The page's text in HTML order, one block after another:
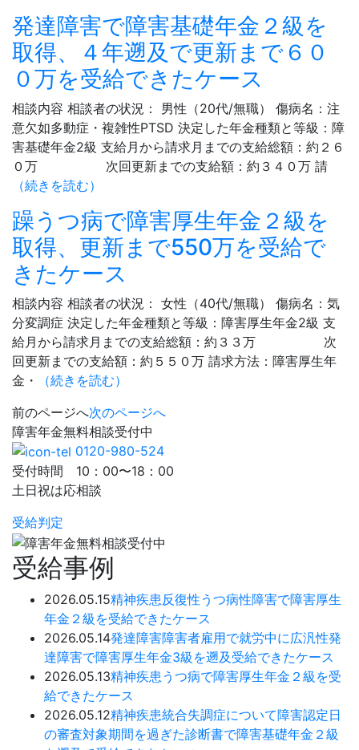
発達障害で障害基礎年金２級を
取得、４年遡及で更新まで６０
０万を受給できたケース
相談内容 相談者の状況： 男性（20代/無職） 傷病名：注
意欠如多動症・複雑性PTSD 決定した年金種類と等級：障
害基礎年金2級 支給月から請求月までの支給総額：約２６
０万 次回更新までの支給額：約３４０万 請
（続きを読む）
躁うつ病で障害厚生年金２級を
取得、更新まで550万を受給で
きたケース
相談内容 相談者の状況： 女性（40代/無職） 傷病名：気
分変調症 決定した年金種類と等級：障害厚生年金2級 支
給月から請求月までの支給総額：約３３万 次
回更新までの支給額：約５５０万 請求方法：障害厚生年
金・
（続きを読む）
前のページへ次のページへ
障害年金無料相談受付中
0120-980-524
受付時間 10：00〜18：00
土日祝は応相談
受給判定
受給事例
2026.05.15精神疾患反復性うつ病性障害で障害厚生
年金２級を受給できたケース
2026.05.14発達障害障害者雇用で就労中に広汎性発
達障害で障害厚生年金3級を遡及受給できたケース
2026.05.13精神疾患 うつ病で障害厚生年金２級を受
給できたケース
2026.05.12精神疾患統合失調症について障害認定日
の審査対象期間を過ぎた診断書で障害基礎年金２級